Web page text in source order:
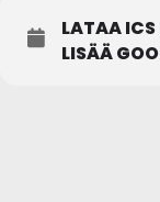
LATAA ICS
LISÄÄ